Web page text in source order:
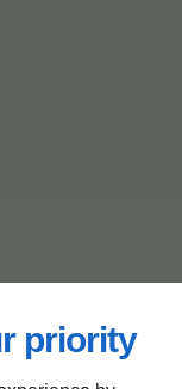
priority